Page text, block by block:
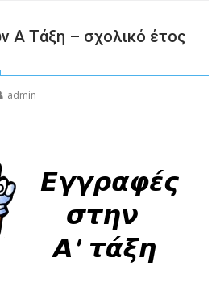
Α Τάξη – σχολικό έτος
admin